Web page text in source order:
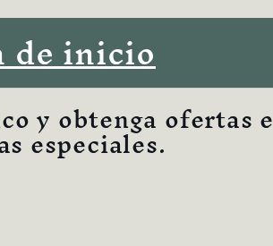
de inicio
y obtenga ofertas e
especiales.